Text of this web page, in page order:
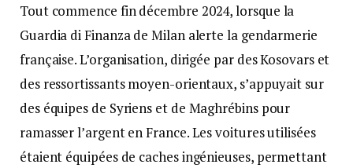
Tout commence fin décembre 2024, lorsque la
Guardia di Finanza de Milan alerte la gendarmerie
française. L’organisation, dirigée par des Kosovars et
des ressortissants moyen-orientaux, s’appuyait sur
des équipes de Syriens et de Maghrébins pour
ramasser l’argent en France. Les voitures utilisées
étaient équipées de caches ingénieuses, permettant